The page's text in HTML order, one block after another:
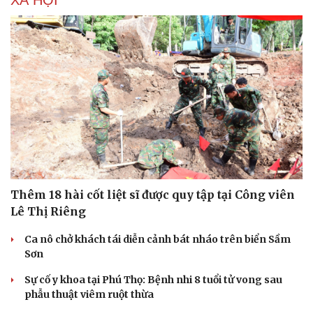
Thêm 18 hài cốt liệt sĩ được quy tập tại Công viên
Lê Thị Riêng
Ca nô chở khách tái diễn cảnh bát nháo trên biển Sầm
Sơn
Sự cố y khoa tại Phú Thọ: Bệnh nhi 8 tuổi tử vong sau
phẫu thuật viêm ruột thừa